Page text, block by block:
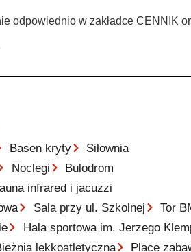
odpowiednio w zakładce CENNIK
Basen kryty
Siłownia
Noclegi
Bulodrom
infrared i jacuzzi
Sala przy ul. Szkolnej
Tor
Hala sportowa im. Jerzego
lekkoatletyczna Place